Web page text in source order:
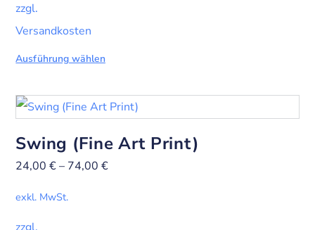
zzgl.
Versandkosten
Ausführung wählen
Swing (Fine Art Print)
24,00€– 74,00€
exkl. MwSt.